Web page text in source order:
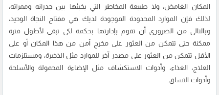
المكان الغامض، ولا طبيعة المخاطر التي يخبئها بين جدرانه وممراته،
لذلك فإن الموارد المحدودة الموجودة لديك هي مفتاح النجاة الوحيد،
وبالتالي من الضروري أن تقوم بإدارتها بحكمة لكي تبقى لأطول فترة
ممكنة حتى تتمكن من العثور على مخرج آمن من هذا المكان أو على
الأقل تتمكن من العثور على مصدر آخر للموارد مثل الذخيرة، ومستلزمات
العلاج، الغذاء، وأدوات الاستكشاف مثل الإضاءة المحمولة والأسلحة
وأدوات التسلق.